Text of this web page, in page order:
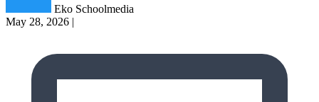
Eko Schoolmedia
May 28, 2026 |